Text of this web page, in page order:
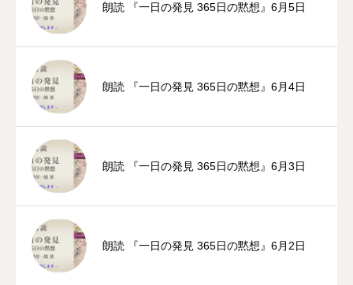
朗読 『一日の発見 365日の黙想』6月5日
朗読 『一日の発見 365日の黙想』6月4日
朗読 『一日の発見 365日の黙想』6月3日
朗読 『一日の発見 365日の黙想』6月2日